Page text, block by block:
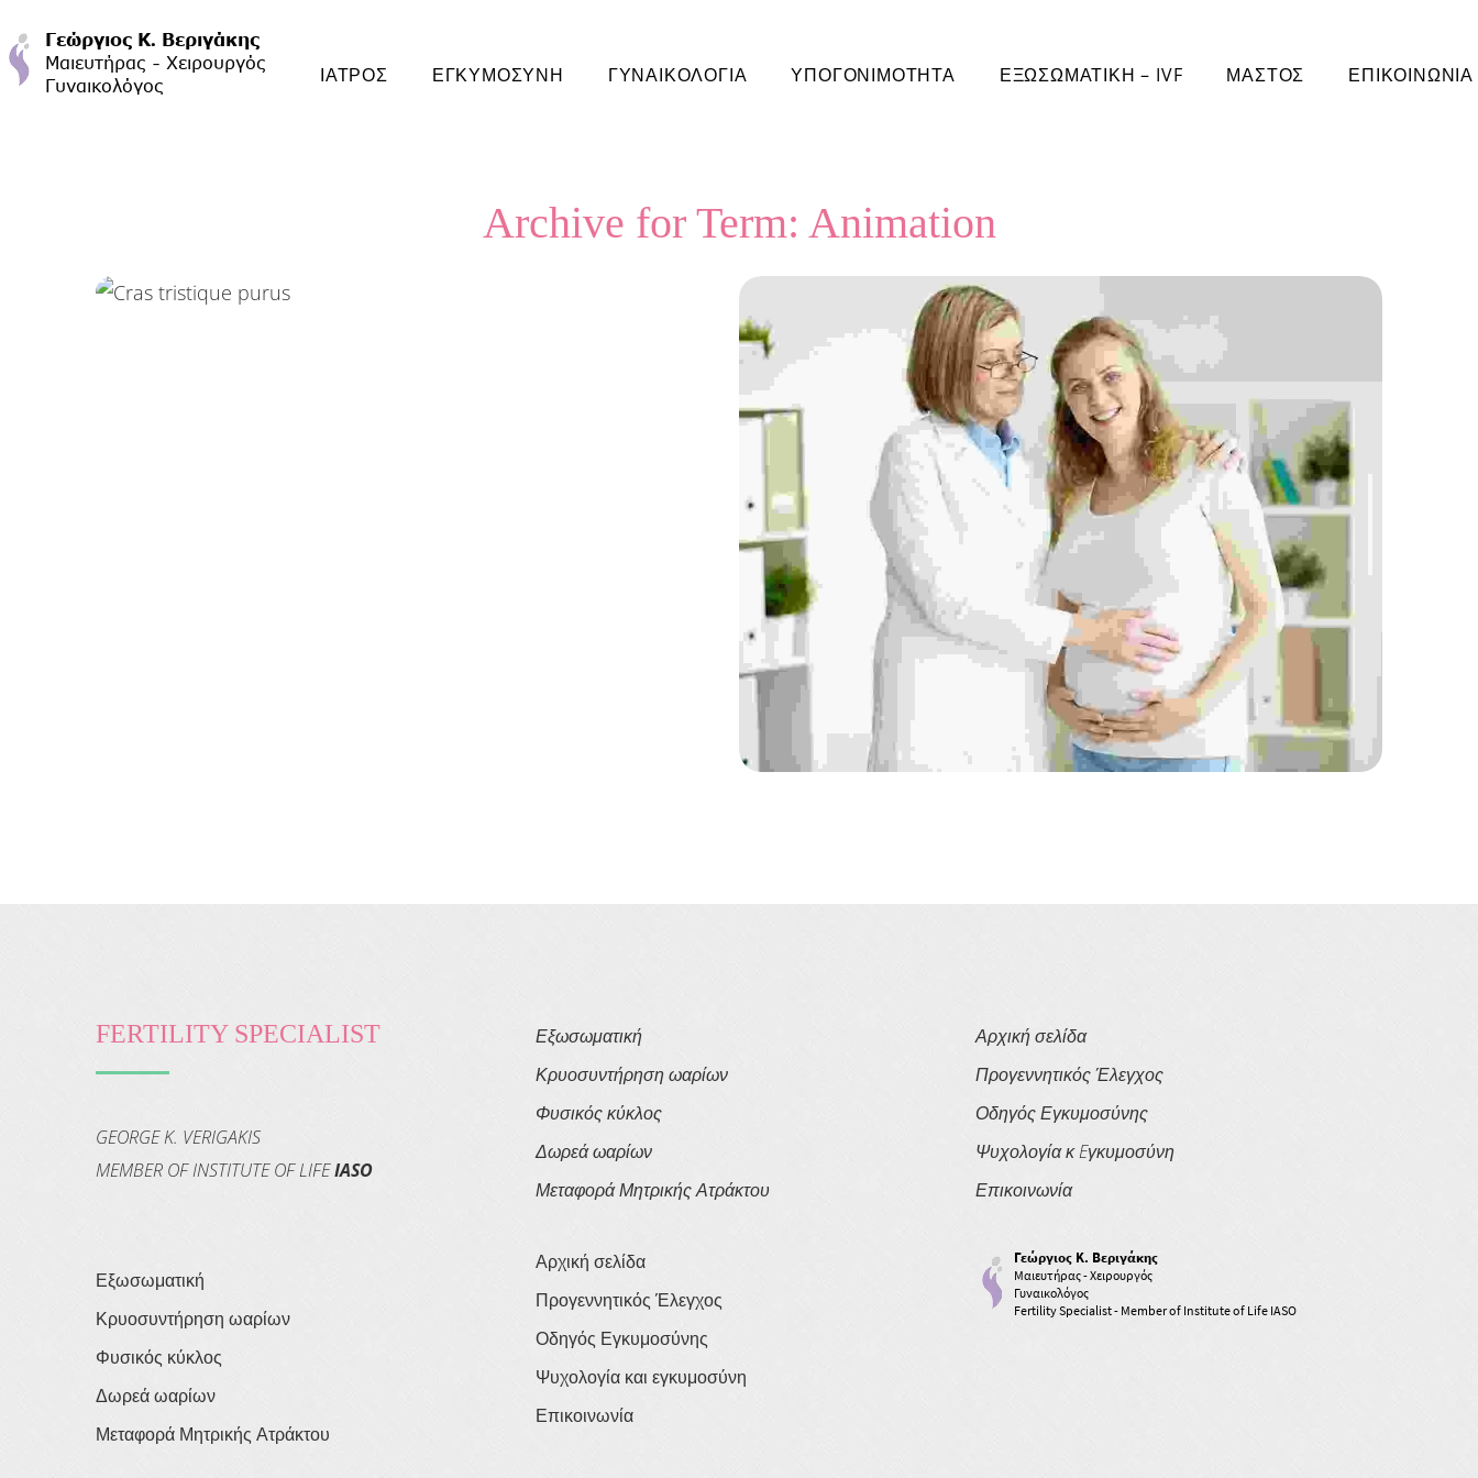
ΙΑΤΡΟΣ ΕΓΚΥΜΟΣΥΝΗ ΓΥΝΑΙΚΟΛΟΓΙΑ ΥΠΟΓΟΝΙΜΟΤΗΤΑ ΕΞΩΣΩΜΑΤΙΚΗ – IVF ΜΑΣΤΟΣ ΕΠΙΚΟΙΝΩΝΙΑ
Archive for Term: Animation
FERTILITY SPECIALIST
GEORGE K. VERIGAKIS
MEMBER OF INSTITUTE OF LIFEIASO
Εξωσωματική
Κρυοσυντήρηση ωαρίων
Φυσικός κύκλος
Δωρεά ωαρίων
Μεταφορά Μητρικής Ατράκτου
Εξωσωματική
Κρυοσυντήρηση ωαρίων
Φυσικός κύκλος
Δωρεά ωαρίων
Μεταφορά Μητρικής Ατράκτου
Αρχική σελίδα
Προγεννητικός Έλεγχος
Οδηγός Εγκυμοσύνης
Ψυχολογία και εγκυμοσύνη
Επικοινωνία
Αρχική σελίδα
Προγεννητικός Έλεγχος
Οδηγός Εγκυμοσύνης
Ψυχολογία κ Eγκυμοσύνη
Επικοινωνία